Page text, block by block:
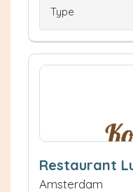
Type
Restaurant
Amsterdam